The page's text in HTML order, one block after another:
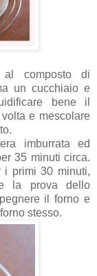
al composto di
un cucchiaio e
bene il
e mescolare
imburrata ed
35 minuti circa.
i primi 30 minuti,
la prova dello
il forno e
stesso.